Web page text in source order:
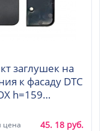
заглушек на
к фасаду DTC
h=159
цена 45. 18 руб.